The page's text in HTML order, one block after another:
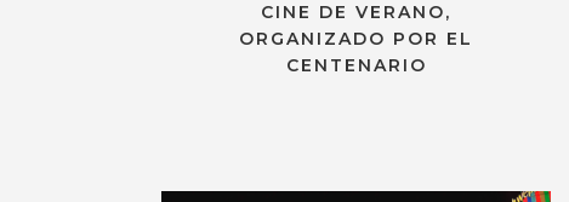
CINE DE VERANO,
ORGANIZADO POR EL
CENTENARIO